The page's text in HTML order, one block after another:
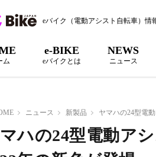
eバイク（電動アシスト自転車）情
ム
e-BIKE
eバイクとは
NEWS
ニュース
ニュース 新製品 ヤマハの24型電
ハの24型電動ア